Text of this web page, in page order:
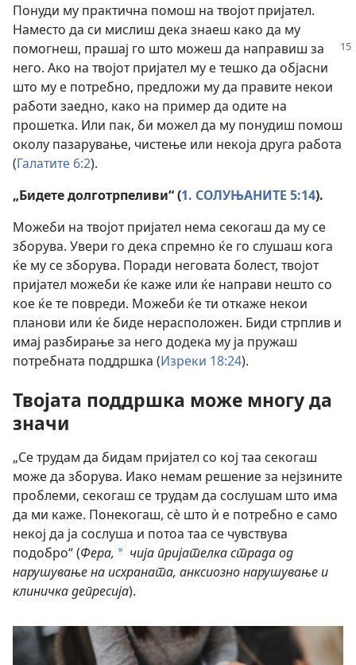
Понуди му практична помош на твојот пријател.
Наместо да си мислиш дека знаеш како да му
помогнеш, прашај го што можеш да направиш за
него. Ако на твојот пријател му е тешко да објасни
што му е потребно, предложи му да правите некои
работи заедно, како на пример да одите на
прошетка. Или пак, би можел да му понудиш помош
околу пазарување, чистење или некоја друга работа
(Галатите 6:2).
„Бидете долготрпеливи“ (1. СОЛУЊАНИТЕ 5:14).
Можеби на твојот пријател нема секогаш да му се
зборува. Увери го дека спремно ќе го слушаш кога
ќе му се зборува. Поради неговата болест, твојот
пријател можеби ќе каже или ќе направи нешто со
кое ќе те повреди. Можеби ќе ти откаже некои
планови или ќе биде нерасположен. Биди стрплив и
имај разбирање за него додека му ја пружаш
потребната поддршка (Изреки 18:24).
Твојата поддршка може многу да
значи
„Се трудам да бидам пријател со кој таа секогаш
може да зборува. Иако немам решение за нејзините
проблеми, секогаш се трудам да сослушам што има
да ми каже. Понекогаш, сѐ што ѝ е потребно е само
некој да ја сослуша и потоа таа се чувствува
подобро“ (Фера, a чија пријателка страда од
нарушување на исхраната, анксиозно нарушување и
клиничка депресија).